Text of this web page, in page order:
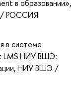
в образовании»,
РОССИЯ
в системе
LMS НИУ ВШЭ:
, НИУ ВШЭ /